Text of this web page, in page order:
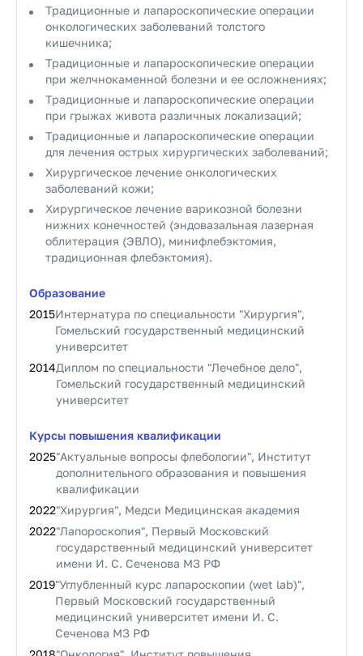
Традиционные и лапароскопические операции
онкологических заболеваний толстого
кишечника;
Традиционные и лапароскопические операции
при желчнокаменной болезни и ее осложнениях;
Традиционные и лапароскопические операции
при грыжах живота различных локализаций;
Традиционные и лапароскопические операции
для лечения острых хирургических заболеваний;
Хирургическое лечение онкологических
заболеваний кожи;
Хирургическое лечение варикозной болезни
нижних конечностей (эндовазальная лазерная
облитерация (ЭВЛО), минифлебэктомия,
традиционная флебэктомия).
Образование
2015Интернатура по специальности "Хирургия",
Гомельский государственный медицинский
университет
2014Диплом по специальности "Лечебное дело",
Гомельский государственный медицинский
университет
Курсы повышения квалификации
2025"Актуальные вопросы флебологии", Институт
дополнительного образования и повышения
квалификации
2022"Хирургия", Медси Медицинская академия
2022"Лапороскопия", Первый Московский
государственный медицинский университет
имени И. С. Сеченова МЗ РФ
2019"Углубленный курс лапароскопии (wet lab)",
Первый Московский государственный
медицинский университет имени И. С.
Сеченова МЗ РФ